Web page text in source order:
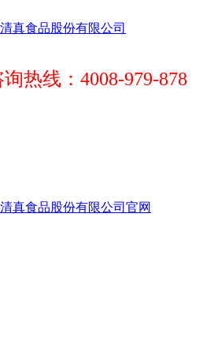
热线：4008-979-878